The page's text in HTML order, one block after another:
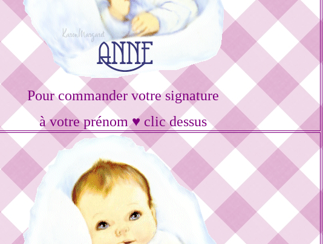
Pour commander votre signature
à votre prénom ♥ clic dessus